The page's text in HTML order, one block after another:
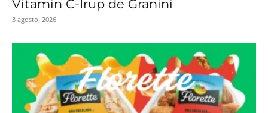
Vitamin C-Irup de Granini
3 agosto, 2026